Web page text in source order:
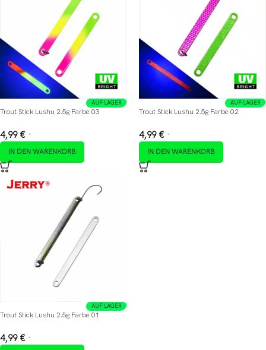
AUF LAGER
Trout Stick Lushu 2.5g Farbe 03
4,99 € *
IN DEN WARENKORB
AUF LAGER
Trout Stick Lushu 2.5g Farbe 02
4,99 € *
IN DEN WARENKORB
AUF LAGER
Trout Stick Lushu 2.5g Farbe 01
4,99 € *